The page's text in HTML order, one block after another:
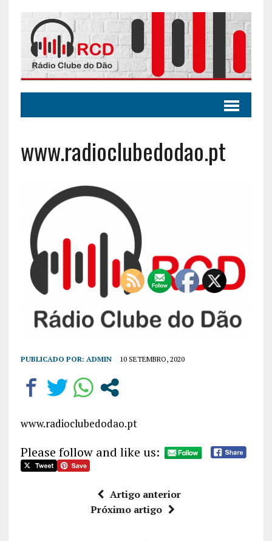
www.radioclubedodao.pt
PUBLICADO POR: ADMIN 10 SETEMBRO, 2020
www.radioclubedodao.pt
Please follow and like us:
Artigo anterior
Próximo artigo